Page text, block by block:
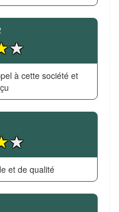
à cette société et
et de qualité